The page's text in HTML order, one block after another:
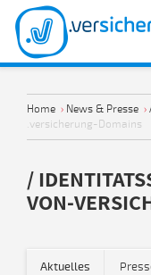
Home › News & Presse ›
.versicherung-Domains
/
VON-
Aktuelles